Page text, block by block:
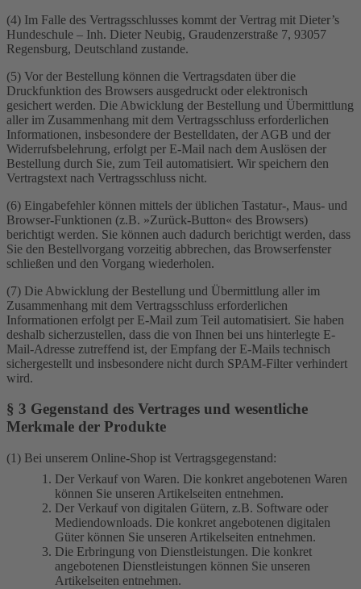
(4) Im Falle des Vertragsschlusses kommt der Vertrag mit Dieter’s
Hundeschule – Inh. Dieter Neubig, Graudenzerstraße 7, 93057
Regensburg, Deutschland zustande.
(5) Vor der Bestellung können die Vertragsdaten über die
Druckfunktion des Browsers ausgedruckt oder elektronisch
gesichert werden. Die Abwicklung der Bestellung und Übermittlung
aller im Zusammenhang mit dem Vertragsschluss erforderlichen
Informationen, insbesondere der Bestelldaten, der AGB und der
Widerrufsbelehrung, erfolgt per E-Mail nach dem Auslösen der
Bestellung durch Sie, zum Teil automatisiert. Wir speichern den
Vertragstext nach Vertragsschluss nicht.
(6) Eingabefehler können mittels der üblichen Tastatur-, Maus- und
Browser-Funktionen (z.B. »Zurück-Button« des Browsers)
berichtigt werden. Sie können auch dadurch berichtigt werden, dass
Sie den Bestellvorgang vorzeitig abbrechen, das Browserfenster
schließen und den Vorgang wiederholen.
(7) Die Abwicklung der Bestellung und Übermittlung aller im
Zusammenhang mit dem Vertragsschluss erforderlichen
Informationen erfolgt per E-Mail zum Teil automatisiert. Sie haben
deshalb sicherzustellen, dass die von Ihnen bei uns hinterlegte E-
Mail-Adresse zutreffend ist, der Empfang der E-Mails technisch
sichergestellt und insbesondere nicht durch SPAM-Filter verhindert
wird.
§ 3 Gegenstand des Vertrages und wesentliche
Merkmale der Produkte
(1) Bei unserem Online-Shop ist Vertragsgegenstand:
Der Verkauf von Waren. Die konkret angebotenen Waren
können Sie unseren Artikelseiten entnehmen.
Der Verkauf von digitalen Gütern, z.B. Software oder
Mediendownloads. Die konkret angebotenen digitalen
Güter können Sie unseren Artikelseiten entnehmen.
Die Erbringung von Dienstleistungen. Die konkret
angebotenen Dienstleistungen können Sie unseren
Artikelseiten entnehmen.